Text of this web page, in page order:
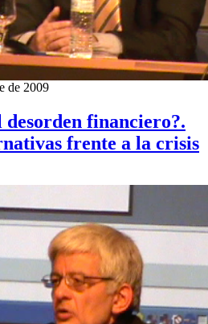
de 2009
desorden financiero?.
frente a la crisis